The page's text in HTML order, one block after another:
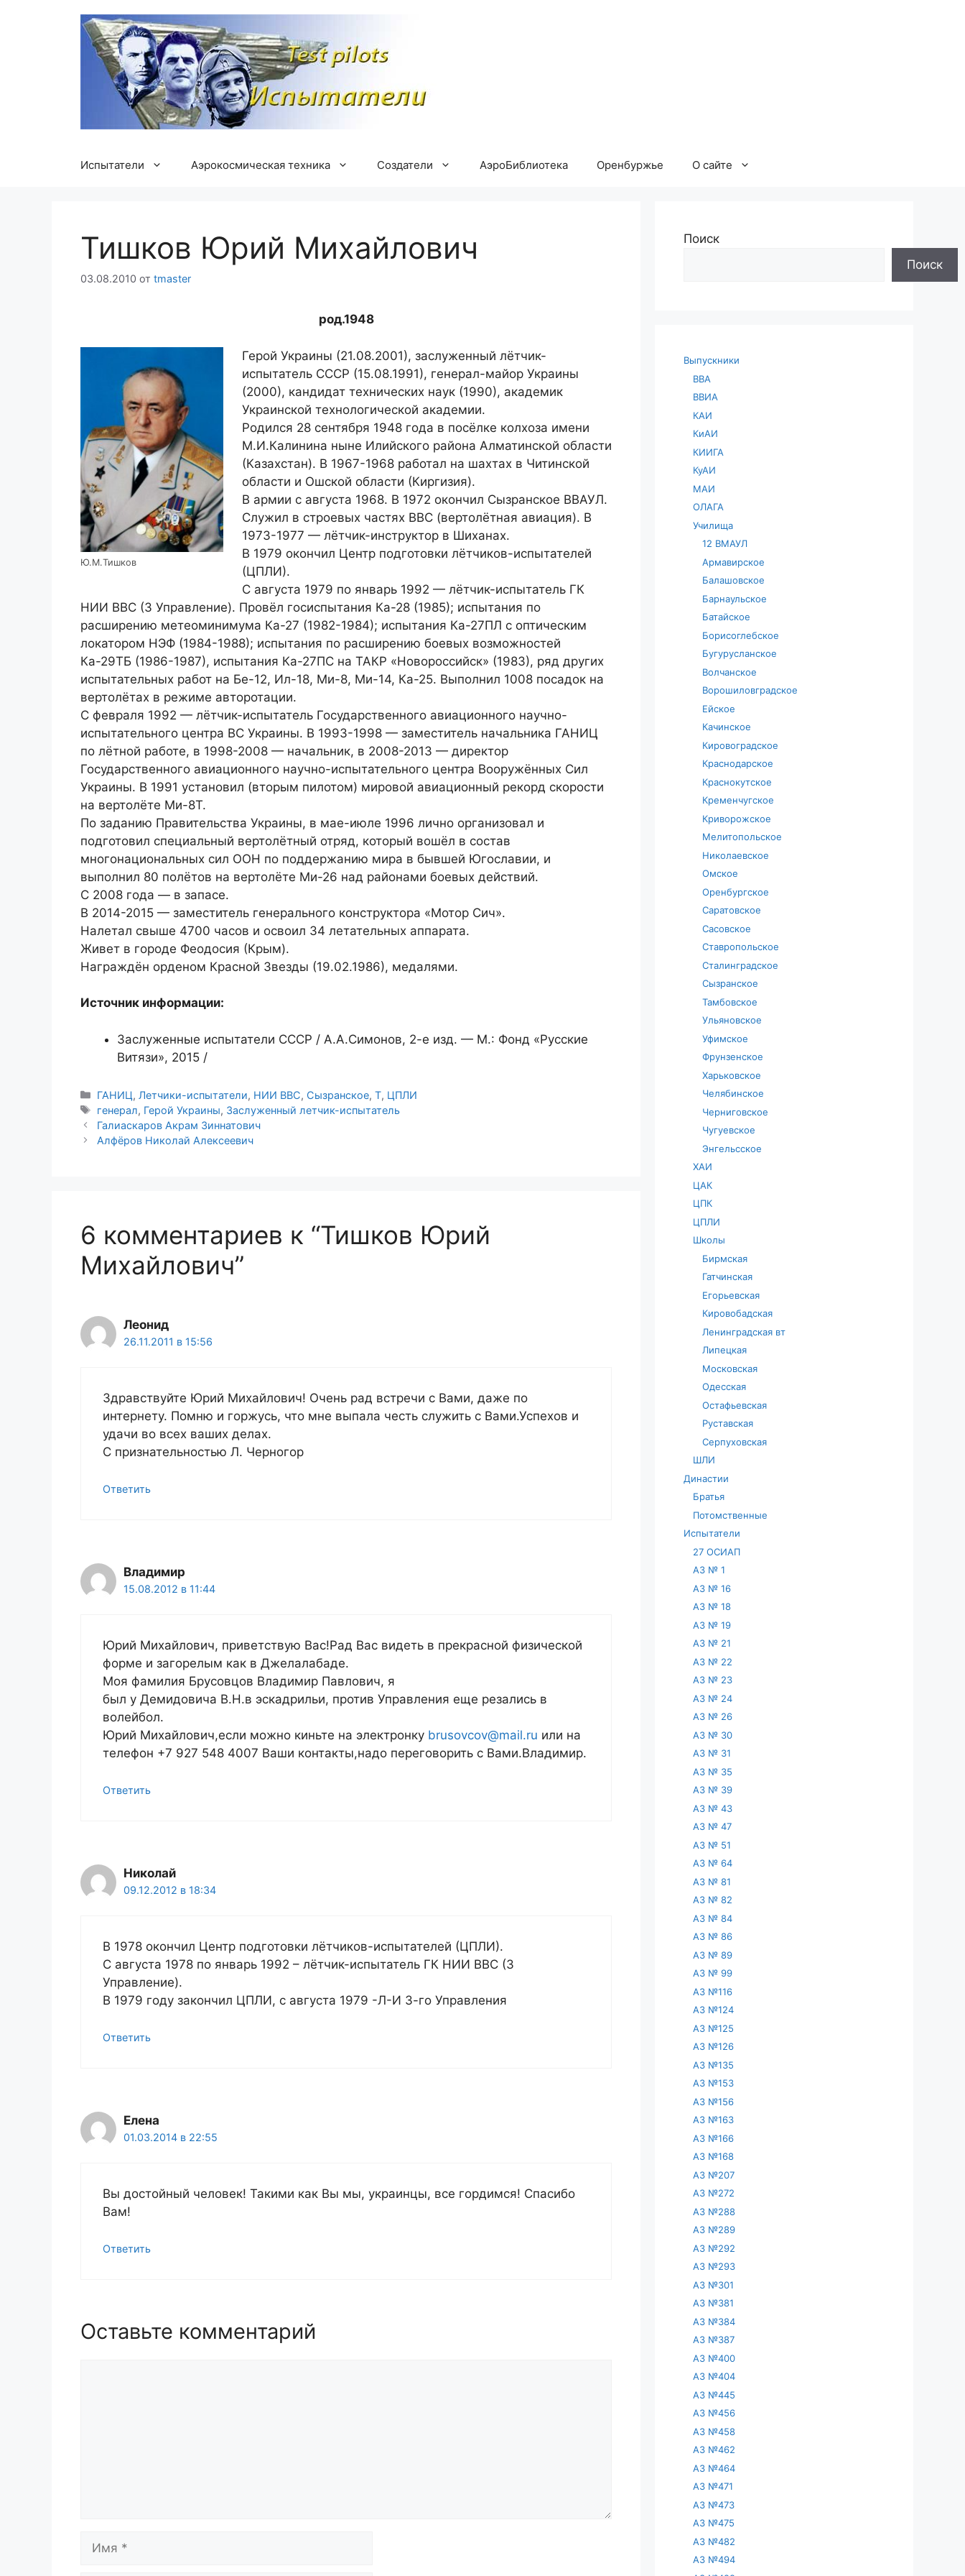
Испытатели Аэрокосмическая техника Создатели АэроБиблиотека Оренбуржье О сайте
Тишков Юрий Михайлович
03.08.2010 от tmaster
род.1948
Ю.М.Тишков
Герой Украины (21.08.2001), заслуженный лётчик-
испытатель СССР (15.08.1991), генерал-майор Украины
(2000), кандидат технических наук (1990), академик
Украинской технологической академии.
Родился 28 сентября 1948 года в посёлке колхоза имени
М.И.Калинина ныне Илийского района Алматинской области
(Казахстан). В 1967-1968 работал на шахтах в Читинской
области и Ошской области (Киргизия).
В армии с августа 1968. В 1972 окончил Сызранское ВВАУЛ.
Служил в строевых частях ВВС (вертолётная авиация). В
1973-1977 — лётчик-инструктор в Шиханах.
В 1979 окончил Центр подготовки лётчиков-испытателей
(ЦПЛИ).
С августа 1979 по январь 1992 — лётчик-испытатель ГК
НИИ ВВС (3 Управление). Провёл госиспытания Ка-28 (1985); испытания по
расширению метеоминимума Ка-27 (1982-1984); испытания Ка-27ПЛ с оптическим
локатором НЭФ (1984-1988); испытания по расширению боевых возможностей
Ка-29ТБ (1986-1987), испытания Ка-27ПС на ТАКР «Новороссийск» (1983), ряд других
испытательных работ на Бе-12, Ил-18, Ми-8, Ми-14, Ка-25. Выполнил 1008 посадок на
вертолётах в режиме авторотации.
С февраля 1992 — лётчик-испытатель Государственного авиационного научно-
испытательного центра ВС Украины. В 1993-1998 — заместитель начальника ГАНИЦ
по лётной работе, в 1998-2008 — начальник, в 2008-2013 — директор
Государственного авиационного научно-испытательного центра Вооружённых Сил
Украины. В 1991 установил (вторым пилотом) мировой авиационный рекорд скорости
на вертолёте Ми-8Т.
По заданию Правительства Украины, в мае-июле 1996 лично организовал и
подготовил специальный вертолётный отряд, который вошёл в состав
многонациональных сил ООН по поддержанию мира в бывшей Югославии, и
выполнил 80 полётов на вертолёте Ми-26 над районами боевых действий.
С 2008 года — в запасе.
В 2014-2015 — заместитель генерального конструктора «Мотор Сич».
Налетал свыше 4700 часов и освоил 34 летательных аппарата.
Живет в городе Феодосия (Крым).
Награждён орденом Красной Звезды (19.02.1986), медалями.
Источник информации:
Заслуженные испытатели СССР / А.А.Симонов, 2-е изд. — М.: Фонд «Русские
Витязи», 2015 /
Рубрики
ГАНИЦ,Летчики-испытатели, НИИ ВВС, Сызранское,Т, ЦПЛИ
Метки
генерал, Герой Украины, Заслуженный летчик-испытатель
Галиаскаров Акрам Зиннатович
Алфёров Николай Алексеевич
6 комментариев к “Тишков Юрий
Михайлович”
Леонид
26.11.2011 в 15:56
Здравствуйте Юрий Михайлович! Очень рад встречи с Вами, даже по
интернету. Помню и горжусь, что мне выпала честь служить с Вами.Успехов и
удачи во всех ваших делах.
С признательностью Л. Черногор
Ответить
Владимир
15.08.2012 в 11:44
Юрий Михайлович, приветствую Вас!Рад Вас видеть в прекрасной физической
форме и загорелым как в Джелалабаде.
Моя фамилия Брусовцов Владимир Павлович, я
был у Демидовича В.Н.в эскадрильи, против Управления еще резались в
волейбол.
Юрий Михайлович,если можно киньте на электронку brusovcov@mail.ru или на
телефон +7 927 548 4007 Ваши контакты,надо переговорить c Вами.Владимир.
Ответить
Николай
09.12.2012 в 18:34
В 1978 окончил Центр подготовки лётчиков-испытателей (ЦПЛИ).
С августа 1978 по январь 1992 – лётчик-испытатель ГК НИИ ВВС (3
Управление).
В 1979 году закончил ЦПЛИ, с августа 1979 -Л-И 3-го Управления
Ответить
Елена
01.03.2014 в 22:55
Вы достойный человек! Такими как Вы мы, украинцы, все гордимся! Спасибо
Вам!
Ответить
Оставьте комментарий
Имя
Поиск
Поиск
Выпускники
ВВА
ВВИА
КАИ
КиАИ
КИИГА
КуАИ
МАИ
ОЛАГА
Училища
12 ВМАУЛ
Армавирское
Балашовское
Барнаульское
Батайское
Борисоглебское
Бугурусланское
Волчанское
Ворошиловградское
Ейское
Качинское
Кировоградское
Краснодарское
Краснокутское
Кременчугское
Криворожское
Мелитопольское
Николаевское
Омское
Оренбургское
Саратовское
Сасовское
Ставропольское
Сталинградское
Сызранское
Тамбовское
Ульяновское
Уфимское
Фрунзенское
Харьковское
Челябинское
Черниговское
Чугуевское
Энгельсское
ХАИ
ЦАК
ЦПК
ЦПЛИ
Школы
Бирмская
Гатчинская
Егорьевская
Кировобадская
Ленинградская вт
Липецкая
Московская
Одесская
Остафьевская
Руставская
Серпуховская
ШЛИ
Династии
Братья
Потомственные
Испытатели
27 ОСИАП
АЗ № 1
АЗ № 16
АЗ № 18
АЗ № 19
АЗ № 21
АЗ № 22
АЗ № 23
АЗ № 24
АЗ № 26
АЗ № 30
АЗ № 31
АЗ № 35
АЗ № 39
АЗ № 43
АЗ № 47
АЗ № 51
АЗ № 64
АЗ № 81
АЗ № 82
АЗ № 84
АЗ № 86
АЗ № 89
АЗ № 99
АЗ №116
АЗ №124
АЗ №125
АЗ №126
АЗ №135
АЗ №153
АЗ №156
АЗ №163
АЗ №166
АЗ №168
АЗ №207
АЗ №272
АЗ №288
АЗ №289
АЗ №292
АЗ №293
АЗ №301
АЗ №381
АЗ №384
АЗ №387
АЗ №400
АЗ №404
АЗ №445
АЗ №456
АЗ №458
АЗ №462
АЗ №464
АЗ №471
АЗ №473
АЗ №475
АЗ №482
АЗ №494